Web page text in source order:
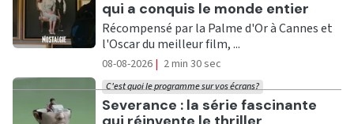
qui a conquis le monde entier
Récompensé par la Palme d'Or à Cannes et
l'Oscar du meilleur film, ...
08-08-2026 | 2 min 30 sec
Ecouter
Severance : la série fascinante
C'est quoi le programme sur vos écrans?